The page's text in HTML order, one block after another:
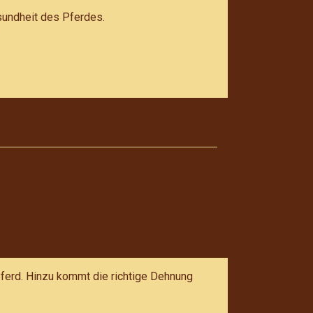
des Pferdes.
Hinzu kommt die richtige Dehnung